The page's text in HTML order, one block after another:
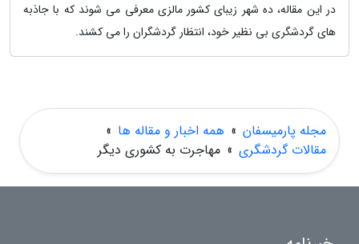
در این مقاله، ده شهر زیبای کشور مالزی معرفی می شوند که با جاذبه
های گردشگری بی نظیر خود، انتظار گردشگران را می کشند.
مجله پارمیسفان » همه اخبار و مقاله ها »
مقالات گردشگری » مهاجرت به کشوری دیگر